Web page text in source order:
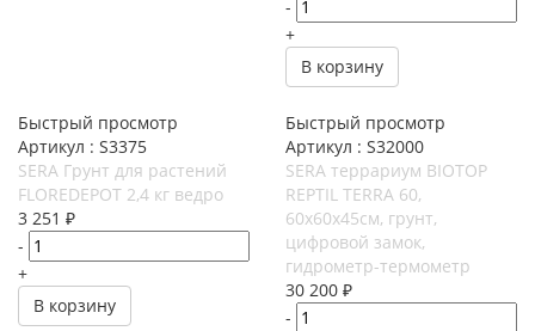
-
+
В корзину
Быстрый просмотр
Артикул : S3375
SERA Грунт для растений
FLOREDEPOT 2,4 кг ведро
3 251 ₽
-
+
В корзину
Быстрый просмотр
Артикул : S32000
SERA террариум BIOTOP
REPTIL TERRA 60,
60x60x45cм, грунт,
цифровой замок,
гидрометр-термометр
30 200 ₽
-